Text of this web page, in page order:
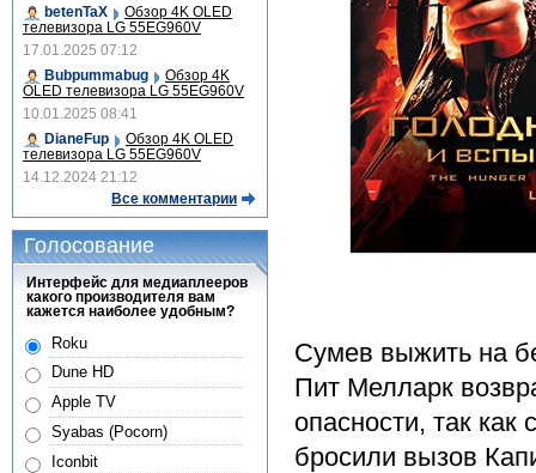
Сумев выжить на
Пит Мелларк
опасности, так
бросили вызов
betenTaX
Обзор 4K OLED
телевизора LG 55EG960V
17.01.2025 07:12
Bubpummabug
Обзор 4K
OLED телевизора LG 55EG960V
10.01.2025 08:41
DianeFup
Обзор 4K OLED
телевизора LG 55EG960V
14.12.2024 21:12
Все комментарии
Голосование
Интерфейс для медиаплееров
какого производителя вам
кажется наиболее удобным?
Roku
Dune HD
Apple TV
Syabas (Pocorn)
Iconbit